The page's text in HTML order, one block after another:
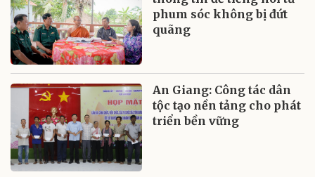
phum sóc không bị đứt
quãng
An Giang: Công tác dân
tộc tạo nền tảng cho phát
triển bền vững